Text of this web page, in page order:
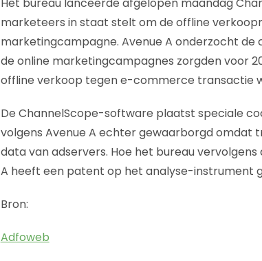
marketeers in staat stelt om de offline
marketingcampagne. Avenue A onderzocht
de online marketingcampagnes zorgden voor
offline verkoop tegen e-commerce transactie
De ChannelScope-software plaatst speciale
volgens Avenue A echter gewaarborgd
data van adservers. Hoe het bureau
A heeft een patent op het analyse-instrument
Bron:
Adfoweb